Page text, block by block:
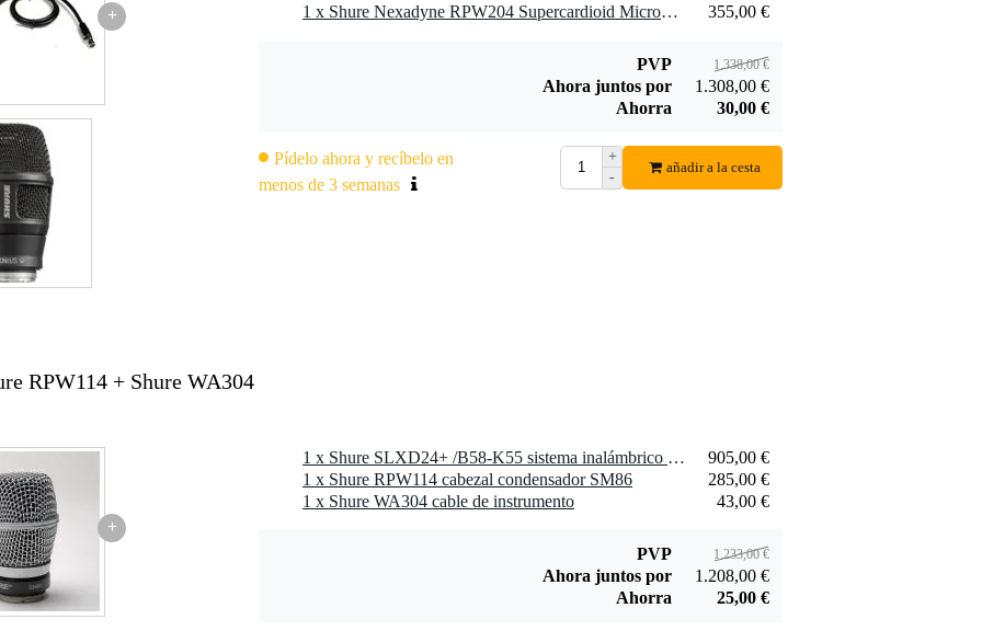
+
1 x Shure Nexadyne RPW204 Supercardioid Microphone Capsule (Black)
355,00 €
PVP 1.338,00 €
Ahora juntos por
1.308,00 €
Ahorra
30,00 €
Pídelo ahora y recíbelo en
menos de 3 semanas
+
-
añadir a la cesta
RPW114 + Shure WA304
+
1 x Shure SLXD24+ /B58-K55 sistema inalámbrico de mano con Beta 58A (606-694 MHz)
905,00 €
1 x Shure RPW114 cabezal condensador SM86
285,00 €
1 x Shure WA304 cable de instrumento
43,00 €
PVP 1.233,00 €
Ahora juntos por
1.208,00 €
Ahorra
25,00 €